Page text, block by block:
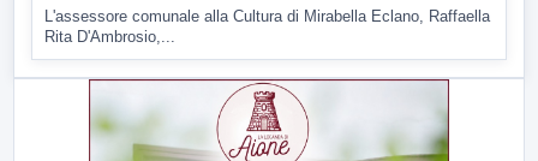
L'assessore comunale alla Cultura di Mirabella Eclano, Raffaella
Rita D'Ambrosio,...